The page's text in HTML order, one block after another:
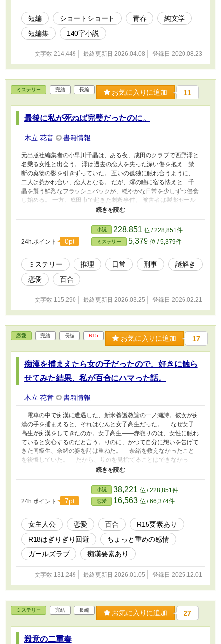
短編 ショートショート 青春
純文学
短編集
140字小説
文字数 214,449 最終更新日 2026.04.08 登録日 2020.08.23
ミステリー 完結 長編 お気に入りに追加 11
最後に私が死ねば完璧だったのに。
木立 花音 書籍情報
元出版社編集者の小早川千晶は、ある夜、成田のクラブで西野澪と
名乗る女性と出会う。 澪は過去の恋人を失った深い傷を抱え、禁
断の薬物の影を引きずっていた。 互いの孤独に触れ合うように、
二人は惹かれ合い、恋人となる。 だが、澪の瞳に宿る怯えと、千
晶を襲う鮮烈なフラッシュバックが、穏やかな日常を少しずつ侵食
し始める。 一方、成田市で起きた刺殺事件。 被害者は製薬セール
スマンの安藤拓也。 現場に残された不自然な痕跡と、奇妙な無言
電話。 事件を追う刑事・水津涼花は、捜査の糸口に「Memorix」と
いう薬物の存在を掴む。 記憶を呼び覚ますはずのその薬は、なぜ
三年前に禁止されたのか――？ やがて事件は、三年前の吹雪の夜
に起きた奇妙な歩道橋転落死と繋がりを見せ始める。 澪が失った
恋人・金澤貴樹の死の真相。 そして、医療コンサルタントの大島
来未が静かに握る、臓器を巡る秘密のネットワーク……。 自分は
誰なのか。 愛は、記憶の闇を越えられるのか。 記憶が語り始め
る、復讐と贖罪の物語――。 意識と記憶の境界が揺らぐ中、二人
24h.ポイント 0pt
小説 228,851 位 / 228,851件
ミステリー 5,379 位 / 5,379件
ミステリー 推理 日常 刑事
謎解き
恋愛
百合
文字数 115,290 最終更新日 2026.03.25 登録日 2026.02.21
恋愛 完結 長編 R15 お気に入りに追加 17
痴漢を捕まえたら女の子だったので、好きに触ら
せてみた結果、私が百合にハマった話。
木立 花音 書籍情報
電車の中で痴漢に遭遇した、新米養護教諭の一ノ瀬詩。彼女が痴
漢の手を捕まえると、それはなんと女子高生だった。 なぜ女子
高生が痴漢をしてきたのか。女子高生――赤嶺りのは、女性に触れ
ていると安心するのだと言う。りのに、かつて自分に想いを告げて
きた同級生、奈緒の姿を詩は重ねた。 奈緒を救えなかったこと
を後悔していた。 だから、りのを見捨てることはできなかっ
た。 ――私が、なんとかしてあげる。 毎日痴漢をしてもいい
よと詩はりのに提案し、ここからなんとも不思議な関係が始まっ
24h.ポイント 7pt
小説 38,221 位 / 228,851件
恋愛 16,563 位 / 66,374件
女主人公 恋愛 百合
R15要素あり
R18はぎりぎり回避
ちょっと重めの感情
ガールズラブ
痴漢要素あり
文字数 131,249 最終更新日 2026.01.05 登録日 2025.12.01
ミステリー 完結 長編 お気に入りに追加 27
殺意の二重奏